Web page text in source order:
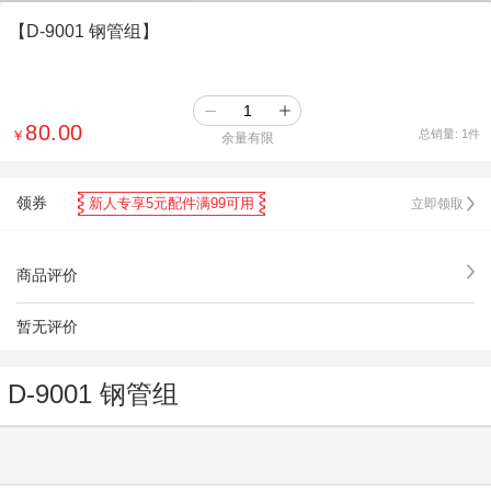
【D-9001 钢管组】
￥ 80.00 余量有限 总销量: 1件
领券 新人专享5元配件满99可用 立即领取
商品评价
暂无评价
D-9001 钢管组